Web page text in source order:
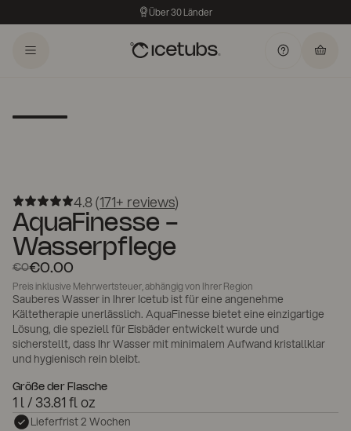
Über 30 Länder
4.8 (171+ reviews)
AquaFinesse -
Wasserpflege
€0€0.00
Preis inklusive Mehrwertsteuer, abhängig von Ihrer Region
Sauberes Wasser in Ihrer Icetub ist für eine angenehme
Kältetherapie unerlässlich. AquaFinesse bietet eine einzigartige
Lösung, die speziell für Eisbäder entwickelt wurde und
sicherstellt, dass Ihr Wasser mit minimalem Aufwand kristallklar
und hygienisch rein bleibt.
Größe der Flasche
1 l / 33.81 fl oz
Lieferfrist 2 Wochen